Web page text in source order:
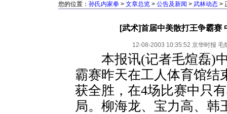
您的位置： 孙氏内家拳 > 文章总览 > 公告及新闻 > 武林动态 >
[武术]首届中美散打王争霸赛
12-08-2003 10:35:52 京华时报 毛
本报讯(记者毛煊磊)中
霸赛昨天在工人体育馆结
获全胜，在4场比赛中只
局。柳海龙、宝力高、韩